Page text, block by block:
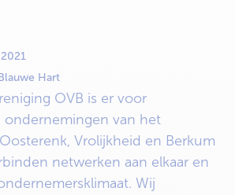
Hart
OVB is er voor
ondernemingen van het
Vrolijkheid en Berkum
netwerken aan elkaar en
Wij